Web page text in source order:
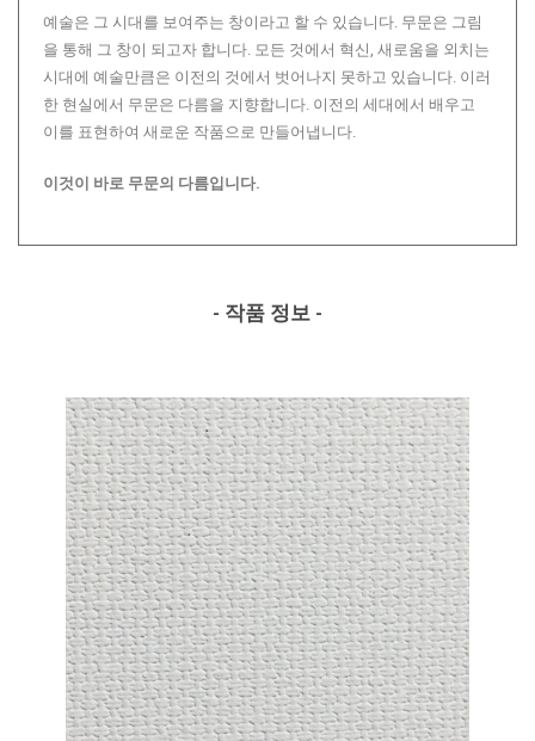
예술은 그 시대를 보여주는 창이라고 할 수 있습니다. 무문은 그림
을 통해 그 창이 되고자 합니다. 모든 것에서 혁신, 새로움을 외치는
시대에 예술만큼은 이전의 것에서 벗어나지 못하고 있습니다. 이러
한 현실에서 무문은 다름을 지향합니다. 이전의 세대에서 배우고
이를 표현하여 새로운 작품으로 만들어냅니다.
이것이 바로 무문의 다름입니다.
- 작품 정보 -